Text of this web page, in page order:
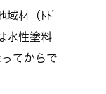
域材（ﾄﾄﾞ
水性塗料
ってからで